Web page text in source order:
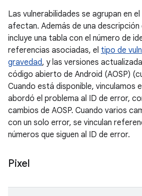
Las vulnerabilidades se agrupan en
afectan. Además de una descripción
incluye una tabla con el número de
referencias asociadas, el tipo de
gravedad, y las versiones
código abierto de Android (AOSP)
Cuando está disponible, vinculamos
abordó el problema al ID de error,
cambios de AOSP. Cuando varios
con un solo error, se vinculan
números que siguen al ID de error.
Pixel